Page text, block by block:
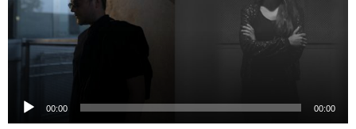
00:00 00:00